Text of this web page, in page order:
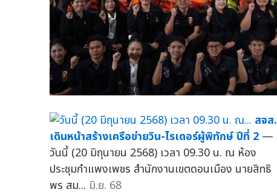
สจส.
เดินหน้าสร้างเครือข่ายวิน-ไรเดอร์ผู้พิทักษ์ ปีที่ 2 —
วันนี้ (20 มิถุนายน 2568) เวลา 09.30 น. ณ ห้อง
ประชุมกำแพงเพชร สำนักงานเขตดอนเมือง นายสิทธิ
พร สม... มิ.ย. 68